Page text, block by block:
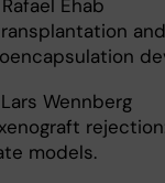
Ehab
Wennberg
models.